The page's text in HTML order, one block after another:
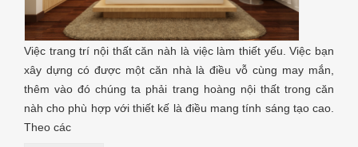
Việc trang trí nội thất căn nàh là việc làm thiết yếu. Việc bạn
xây dựng có được một căn nhà là điều vỗ cùng may mắn,
thêm vào đó chúng ta phải trang hoàng nội thất trong căn
nàh cho phù hợp với thiết kế là điều mang tính sáng tạo cao.
Theo các